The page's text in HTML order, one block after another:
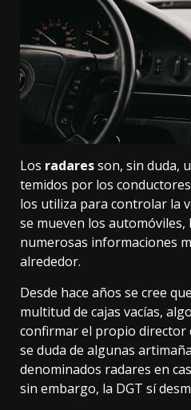
Los radaresson, sin duda,
temidos por los
los utiliza para controlar la
se mueven los automóviles,
numerosas informaciones
alrededor.
Desde hace años se cree
multitud de cajas vacías,
confirmarel propio director
se duda de algunas
denominados radares en
sin embargo, la DGT sí